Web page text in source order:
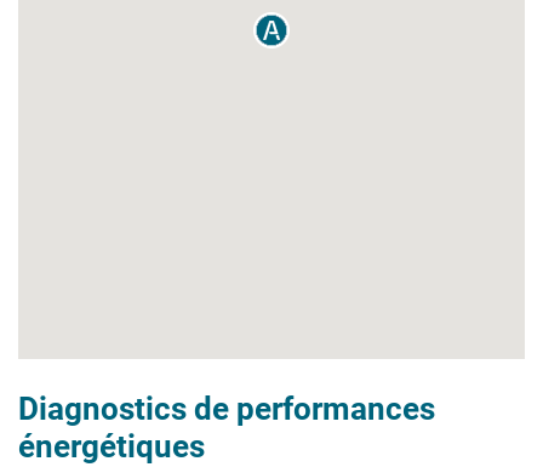
Diagnostics de performances
énergétiques